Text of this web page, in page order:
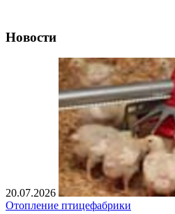
Новости
20.07.2026
Отопление птицефабрики